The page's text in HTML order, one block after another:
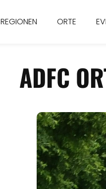
REGIONEN ORTE
ADFC